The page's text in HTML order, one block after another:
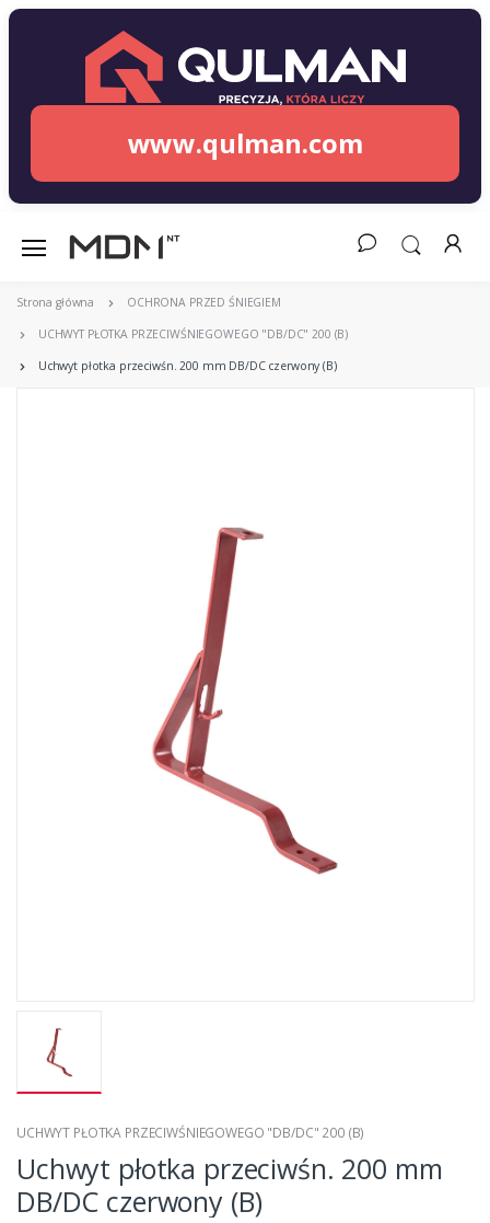
www.qulman.com
Strona główna OCHRONA PRZED ŚNIEGIEM
UCHWYT PŁOTKA PRZECIWŚNIEGOWEGO "DB/DC" 200 (B)
Uchwyt płotka przeciwśn. 200 mm DB/DC czerwony (B)
UCHWYT PŁOTKA PRZECIWŚNIEGOWEGO "DB/DC" 200 (B)
Uchwyt płotka przeciwśn. 200 mm
DB/DC czerwony (B)